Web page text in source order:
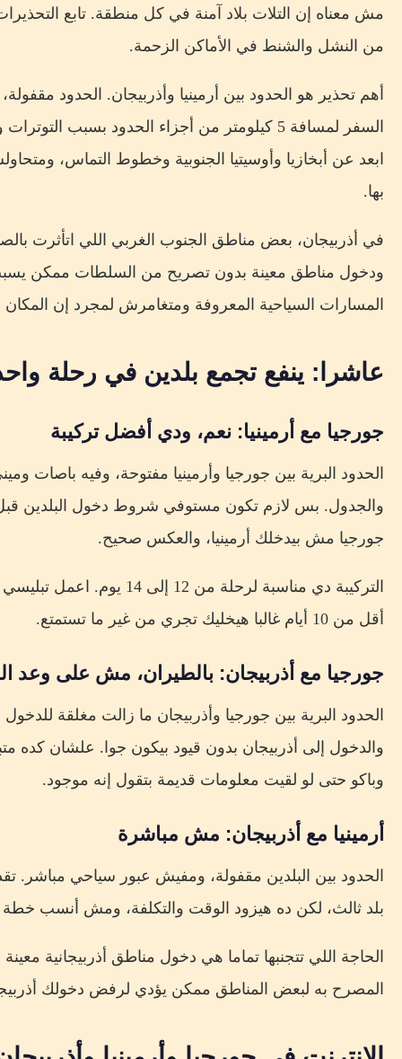
مش معناه إن التلات بلاد آمنة في كل منطقة. تابع
من النشل والشنط في الأماكن الزحمة.
أهم تحذير هو الحدود بين أرمينيا وأذربيجان. الحدود
السفر لمسافة 5 كيلومتر من أجزاء الحدود بسبب
ابعد عن أبخازيا وأوسيتيا الجنوبية وخطوط التماس،
بها.
في أذربيجان، بعض مناطق الجنوب الغربي اللي اتأثرت
ودخول مناطق معينة بدون تصريح من السلطات ممكن
المسارات السياحية المعروفة ومتغامرش لمجرد إن
عاشرا: ينفع تجمع بلدين في رحلة
جورجيا مع أرمينيا: نعم، ودي أفضل تركيبة
الحدود البرية بين جورجيا وأرمينيا مفتوحة، وفيه
والجدول. بس لازم تكون مستوفي شروط دخول البلدين
جورجيا مش بيدخلك أرمينيا، والعكس صحيح.
التركيبة دي مناسبة لرحلة من
أقل من 10 أيام غالبا هيخليك تجري من غير ما تستمتع.
جورجيا مع أذربيجان: بالطيران، مش على وعد
الحدود البرية بين جورجيا وأذربيجان ما زالت مغلقة
والدخول إلى أذربيجان بدون قيود بيكون جوا. علشان كده
وباكو حتى لو لقيت معلومات قديمة بتقول إنه موجود.
أرمينيا مع أذربيجان: مش مباشرة
الحدود بين البلدين مقفولة، ومفيش عبور سياحي مباشر.
بلد ثالث، لكن ده هيزود الوقت والتكلفة، ومش أنسب خطة
الحاجة اللي تتجنبها تماما هي دخول مناطق أذربيجانية
المصرح به لبعض المناطق ممكن يؤدي لرفض دخولك